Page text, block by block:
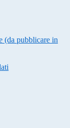
(da pubblicare in